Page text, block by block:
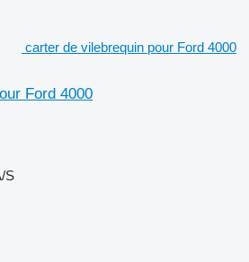
carter de vilebrequin pour Ford 4000
Ford 4000
S